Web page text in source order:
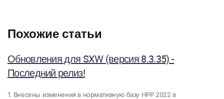
Похожие статьи
Обновления для SXW (версия 8.3.35) -
Последний релиз!
1. Внесены изменения в нормативную базу НРР 2022 в